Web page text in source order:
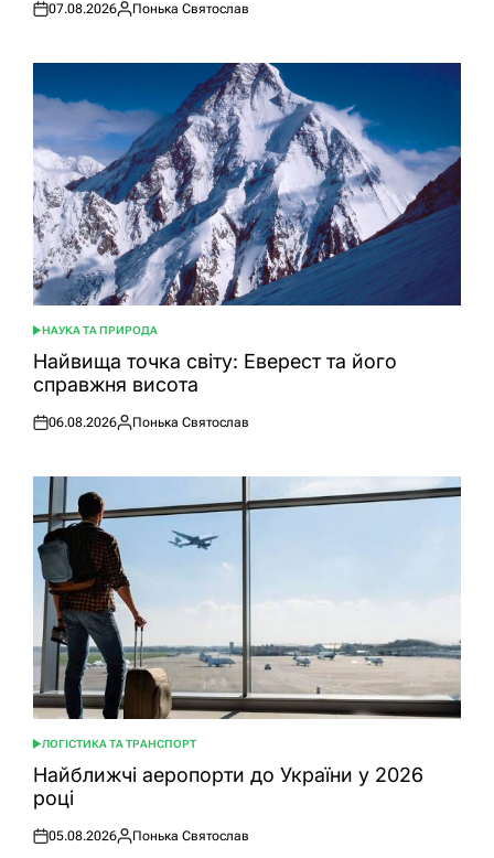
Оприлюднено
07.08.2026
Опубліковано
Понька Святослав
ОПУБЛІКУВАТИ
У
НАУКА ТА ПРИРОДА
Найвища точка світу: Еверест та його
справжня висота
Оприлюднено
06.08.2026
Опубліковано
Понька Святослав
ОПУБЛІКУВАТИ
У
ЛОГІСТИКА ТА ТРАНСПОРТ
Найближчі аеропорти до України у 2026
році
Оприлюднено
05.08.2026
Опубліковано
Понька Святослав